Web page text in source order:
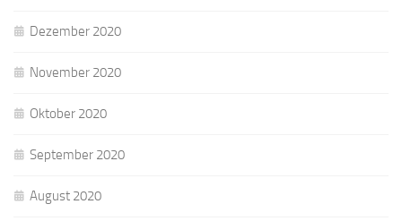
Dezember 2020
November 2020
Oktober 2020
September 2020
August 2020